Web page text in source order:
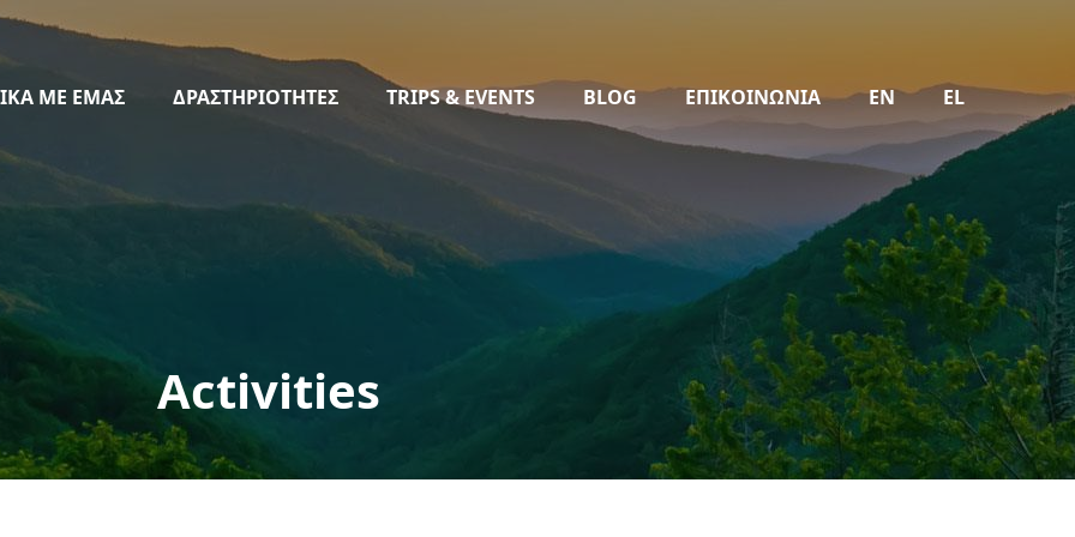
ΜΕ ΕΜΑΣ ΔΡΑΣΤΗΡΙΟΤΗΤΕΣ TRIPS & EVENTS BLOG ΕΠΙΚΟΙΝΩΝΙΑ EN EL
Activities